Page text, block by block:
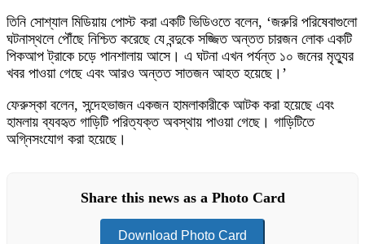
তিনি সোশ্যাল মিডিয়ায় পোস্ট করা একটি ভিডিওতে বলেন, ‘জরুরি পরিষেবাগুলো
ঘটনাস্থলে পৌঁছে নিশ্চিত করেছে যে বন্দুকে সজ্জিত অন্তত চারজন লোক একটি
পিকআপ ট্রাকে চড়ে পানশালায় আসে। এ ঘটনা এখন পর্যন্ত ১০ জনের মৃত্যুর
খবর পাওয়া গেছে এবং আরও অন্তত সাতজন আহত হয়েছে।’
ফেরুস্কা বলেন, সন্দেহভাজন একজন হামলাকারীকে আটক করা হয়েছে এবং
হামলায় ব্যবহৃত গাড়িটি পরিত্যক্ত অবস্থায় পাওয়া গেছে। গাড়িটিতে
অগ্নিসংযোগ করা হয়েছে।
Share this news as a Photo Card
Download Photo Card